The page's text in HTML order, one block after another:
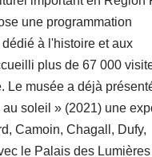
une programmation
à l'histoire et aux
plus de 67 000
Le musée a déjà
soleil » (2021) une
Camoin, Chagall, Dufy,
le Palais des Lumières